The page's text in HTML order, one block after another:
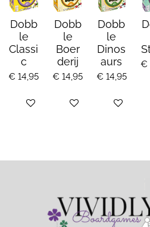
Dobb
le
Classi
c
€ 14,95
Bekijk details
Dobb
le
Boer
derij
€ 14,95
Bekijk details
Dobb
le
Dinos
aurs
€ 14,95
Bekijk details
€